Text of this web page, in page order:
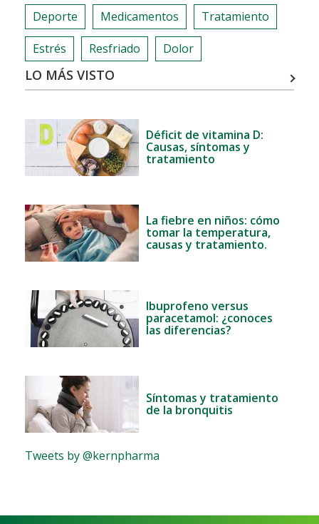
MÁS
COMÚN
Deporte Medicamentos Tratamiento
Estrés Resfriado Dolor
LO MÁS VISTO
Déficit de vitamina D:
Causas, síntomas y
tratamiento
La fiebre en niños: cómo
tomar la temperatura,
causas y tratamiento.
Ibuprofeno versus
paracetamol: ¿conoces
las diferencias?
Síntomas y tratamiento
de la bronquitis
Tweets by @kernpharma